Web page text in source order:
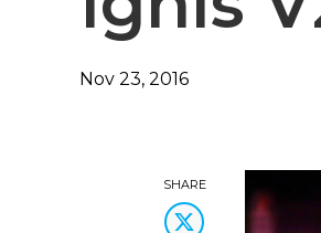
Nov 23, 2016
SHARE